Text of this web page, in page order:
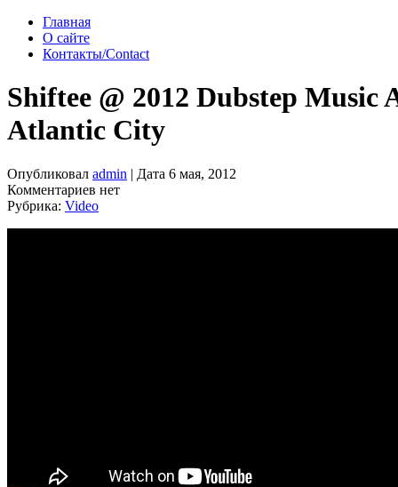
Главная
О сайте
Контакты/Contact
Shiftee @ 2012 Dubstep Music
Atlantic City
Опубликовал admin | Дата 6 мая, 2012
Комментариев нет
Рубрика: Video